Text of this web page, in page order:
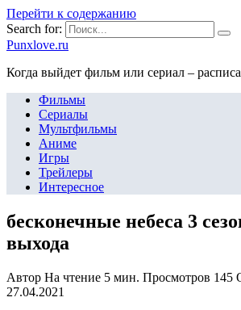
Перейти к содержанию
Search for:
Punxlove.ru
Когда выйдет фильм или сериал –
Фильмы
Сериалы
Мультфильмы
Аниме
Игры
Трейлеры
Интересное
бесконечные небеса 3
выхода
Автор На чтение 5 мин. Просмотров 145
27.04.2021